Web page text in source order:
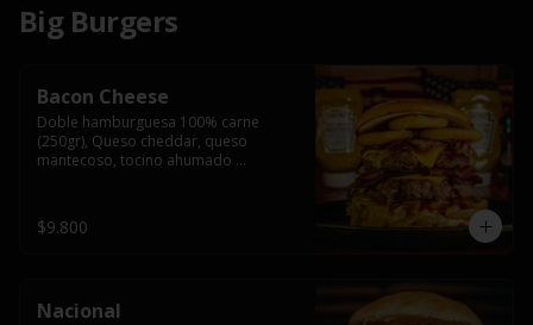
Big Burgers
Bacon Cheese
Doble hamburguesa 100% carne
(250gr), Queso cheddar, queso
mantecoso, tocino ahumado
brioche y acompañado de papas
fritas.
$9.800
Nacional